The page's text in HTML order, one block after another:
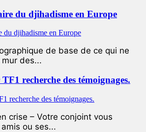
du djihadisme en Europe
de base de ce qui ne
des...
recherche des témoignages.
crise – Votre conjoint vous
ou ses...